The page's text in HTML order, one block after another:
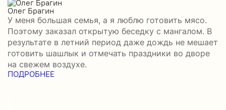
Олег Брагин
У меня большая семья, а я люблю готовить мясо.
Поэтому заказал открытую беседку с мангалом. В
результате в летний период даже дождь не мешает
готовить шашлык и отмечать праздники во дворе
на свежем воздухе.
ПОДРОБНЕЕ